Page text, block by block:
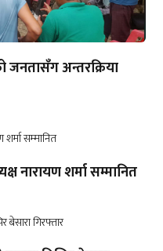
जनतासँग अन्तरक्रिया
नारायण शर्मा सम्मानित